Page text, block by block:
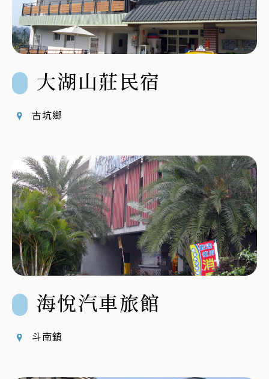
大湖山莊民宿
古坑鄉
海悅汽車旅館
斗南鎮